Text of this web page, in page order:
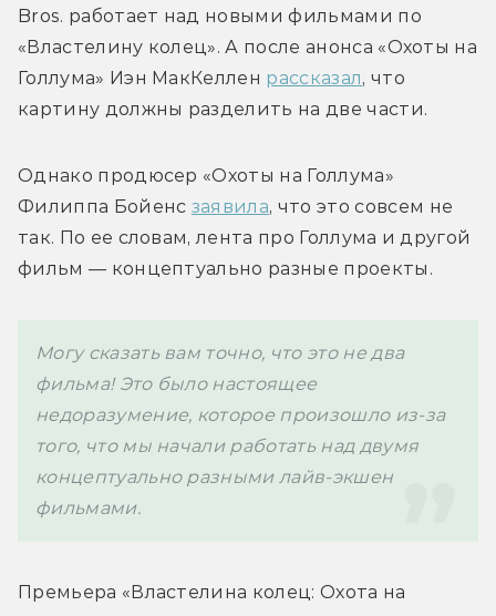
Bros. работает над новыми фильмами по
«Властелину колец». А после анонса «Охоты на
Голлума» Иэн МакКеллен рассказал, что
картину должны разделить на две части.
Однако продюсер «Охоты на Голлума»
Филиппа Бойенс заявила, что это совсем не
так. По ее словам, лента про Голлума и другой
фильм — концептуально разные проекты.
Могу сказать вам точно, что это не два
фильма! Это было настоящее
недоразумение, которое произошло из-за
того, что мы начали работать над двумя
концептуально разными лайв-экшен
фильмами.
Премьера «Властелина колец: Охота на